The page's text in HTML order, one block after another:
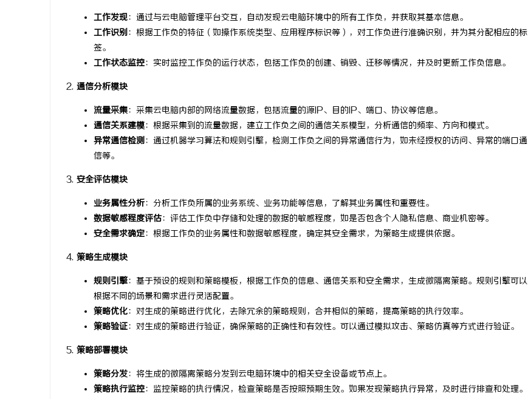
工作发现：通过与云电脑管理平台交互，自动发现云电脑环境中的所有工作负，并获取其基本信息。
工作识别：根据工作负的特征（如操作系统类型、应用程序标识等），对工作负进行准确识别，并为其分配相应的标
签。
工作状态监控：实时监控工作负的运行状态，包括工作负的创建、销毁、迁移等情况，并及时更新工作负信息。
通信分析模块
流量采集：采集云电脑内部的网络流量数据，包括流量的源IP、目的IP、端口、协议等信息。
通信关系建模：根据采集到的流量数据，建立工作负之间的通信关系模型，分析通信的频率、方向和模式。
异常通信检测：通过机器学习算法和规则引擎，检测工作负之间的异常通信行为，如未经授权的访问、异常的端口通
信等。
安全评估模块
业务属性分析：分析工作负所属的业务系统、业务功能等信息，了解其业务属性和重要性。
数据敏感程度评估：评估工作负中存储和处理的数据的敏感程度，如是否包含个人隐私信息、商业机密等。
安全需求确定：根据工作负的业务属性和数据敏感程度，确定其安全需求，为策略生成提供依据。
策略生成模块
规则引擎：基于预设的规则和策略模板，根据工作负的信息、通信关系和安全需求，生成微隔离策略。规则引擎可以
根据不同的场景和需求进行灵活配置。
策略优化：对生成的策略进行优化，去除冗余的策略规则，合并相似的策略，提高策略的执行效率。
策略验证：对生成的策略进行验证，确保策略的正确性和有效性。可以通过模拟攻击、策略仿真等方式进行验证。
策略部署模块
策略分发：将生成的微隔离策略分发到云电脑环境中的相关安全设备或节点上。
策略执行监控：监控策略的执行情况，检查策略是否按照预期生效。如果发现策略执行异常，及时进行排查和处理。